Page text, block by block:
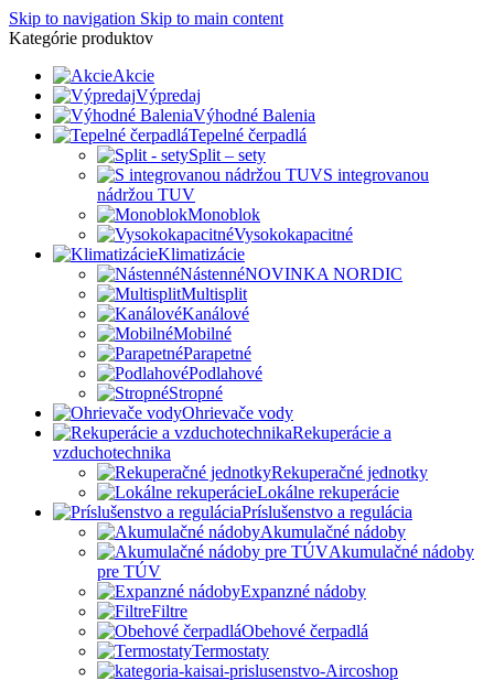
Skip to navigation Skip to main content
Kategórie produktov
Akcie
Výpredaj
Výhodné Balenia
Tepelné čerpadlá
Split – sety
S integrovanou
nádržou TUV
Monoblok
Vysokokapacitné
Klimatizácie
NástennéNOVINKA NORDIC
Multisplit
Kanálové
Mobilné
Parapetné
Podlahové
Stropné
Ohrievače vody
Rekuperácie a
vzduchotechnika
Rekuperačné jednotky
Lokálne rekuperácie
Príslušenstvo a regulácia
Akumulačné nádoby
Akumulačné nádoby
pre TÚV
Expanzné nádoby
Filtre
Obehové čerpadlá
Termostaty